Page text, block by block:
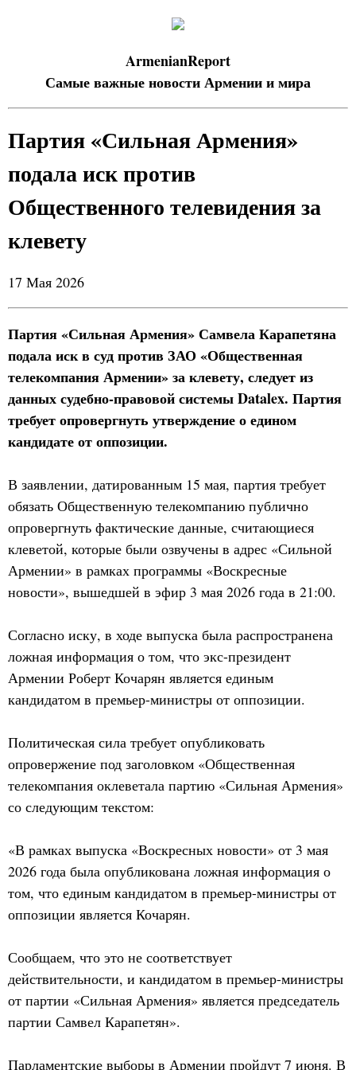
ArmenianReport
Самые важные новости Армении и мира
Партия «Сильная Армения»
подала иск против
Общественного телевидения за
клевету
17 Мая 2026
Партия «Сильная Армения» Самвела Карапетяна
подала иск в суд против ЗАО «Общественная
телекомпания Армении» за клевету, следует из
данных судебно-правовой системы Datalex. Партия
требует опровергнуть утверждение о едином
кандидате от оппозиции.
В заявлении, датированным 15 мая, партия требует
обязать Общественную телекомпанию публично
опровергнуть фактические данные, считающиеся
клеветой, которые были озвучены в адрес «Сильной
Армении» в рамках программы «Воскресные
новости», вышедшей в эфир 3 мая 2026 года в 21:00.
Согласно иску, в ходе выпуска была распространена
ложная информация о том, что экс-президент
Армении Роберт Кочарян является единым
кандидатом в премьер-министры от оппозиции.
Политическая сила требует опубликовать
опровержение под заголовком «Общественная
телекомпания оклеветала партию «Сильная Армения»
со следующим текстом:
«В рамках выпуска «Воскресных новости» от 3 мая
2026 года была опубликована ложная информация о
том, что единым кандидатом в премьер-министры от
оппозиции является Кочарян.
Сообщаем, что это не соответствует
действительности, и кандидатом в премьер-министры
от партии «Сильная Армения» является председатель
партии Самвел Карапетян».
Парламентские выборы в Армении пройдут 7 июня. В